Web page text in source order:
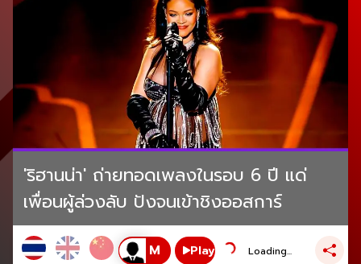
'ริฮานน่า' ถ่ายทอดเพลงในรอบ 6 ปี แด่
เพื่อนผู้ล่วงลับ ปังจนเข้าชิงออสการ์
Play Loading...